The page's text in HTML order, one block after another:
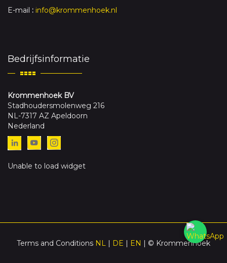
E-mail : info@krommenhoek.nl
Bedrijfsinformatie
Krommenhoek BV
Stadhoudersmolenweg 216
NL-7317 AZ Apeldoorn
Nederland
Unable to load widget
Terms and Conditions NL | DE | EN | © Krommenhoek